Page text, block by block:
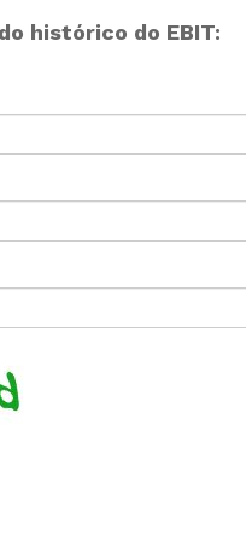
histórico do EBIT: